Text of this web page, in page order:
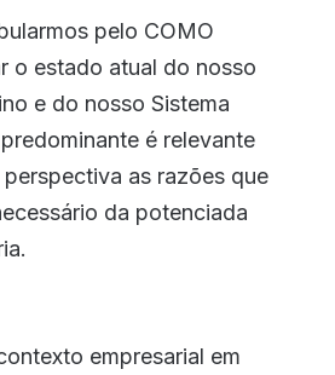
pelo COMO
o estado atual do nosso
e do nosso Sistema
é relevante
as razões que
da potenciada
empresarial em